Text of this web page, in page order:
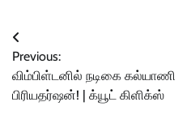
Post
navigation
Previous:
விம்பிள்டனில் நடிகை கல்யாணி
பிரியதர்ஷன்! | க்யூட் கிளிக்ஸ்